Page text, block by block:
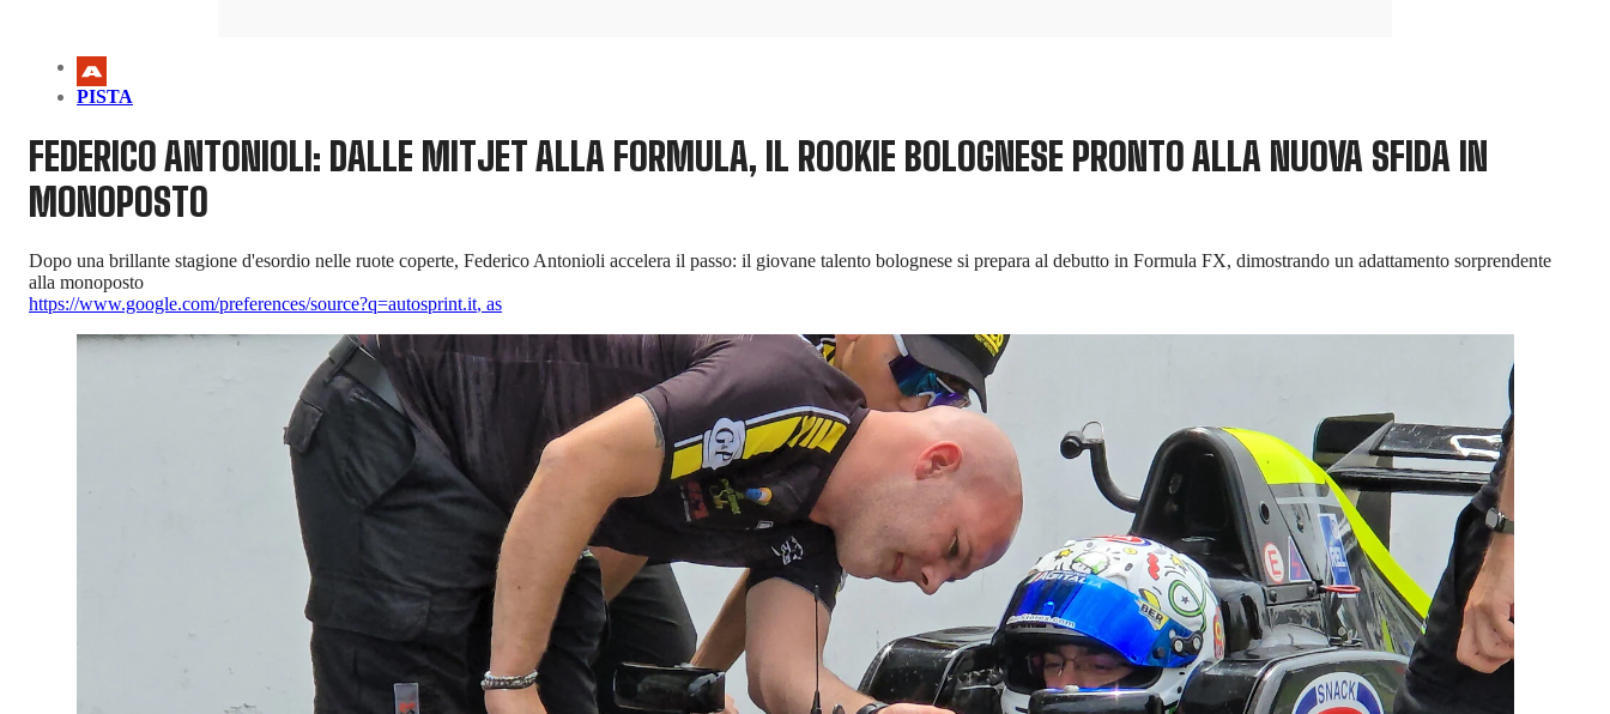
PISTA
FEDERICO ANTONIOLI: DALLE MITJET ALLA FORMULA, IL ROOKIE BOLOGNESE PRONTO ALLA NUOVA SFIDA IN
MONOPOSTO
Dopo una brillante stagione d'esordio nelle ruote coperte, Federico Antonioli accelera il passo: il giovane talento bolognese si prepara al debutto in Formula FX, dimostrando un adattamento sorprendente
alla monoposto
https://www.google.com/preferences/source?q=autosprint.it, as